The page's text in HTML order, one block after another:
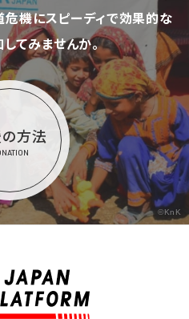
機にスピーディで効果的な
てみませんか。
方法
©KnK